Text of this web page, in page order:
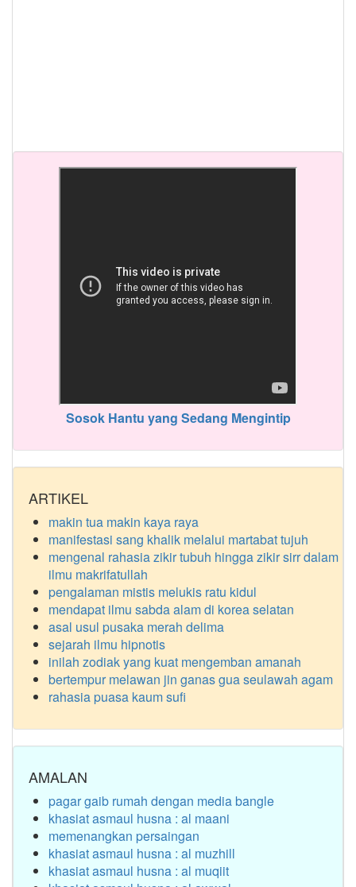
Sosok Hantu yang Sedang Mengintip
ARTIKEL
makin tua makin kaya raya
manifestasi sang khalik melalui martabat tujuh
mengenal rahasia zikir tubuh hingga zikir sirr dalam
ilmu makrifatullah
pengalaman mistis melukis ratu kidul
mendapat ilmu sabda alam di korea selatan
asal usul pusaka merah delima
sejarah ilmu hipnotis
inilah zodiak yang kuat mengemban amanah
bertempur melawan jin ganas gua seulawah agam
rahasia puasa kaum sufi
AMALAN
pagar gaib rumah dengan media bangle
khasiat asmaul husna : al maani
memenangkan persaingan
khasiat asmaul husna : al muzhill
khasiat asmaul husna : al muqiit